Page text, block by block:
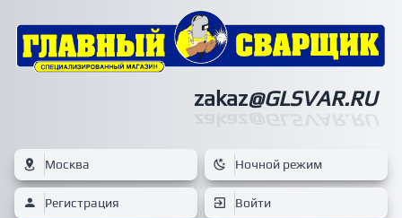
zakaz@GLSVAR.RU
Москва Ночной режим
Регистрация Войти